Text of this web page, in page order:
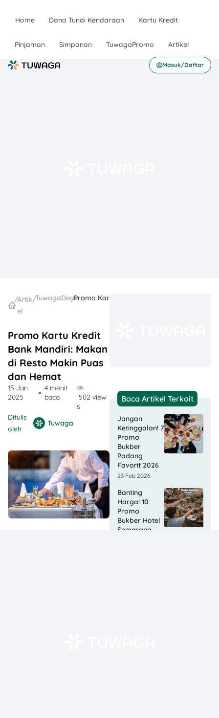
Home Dana Tunai Kendaraan Kartu Kredit
Pinjaman Simpanan TuwagaPromo Artikel
Masuk/Daftar
/Artik
el
/TuwagaDeals
/
Promo Kartu Kredit
Bank Mandiri: Makan
di Resto Makin Puas
dan Hemat
15 Jan
2025
4 menit
baca
502 view
s
Ditulis
oleh
Tuwaga
Baca Artikel Terkait
Jangan
Ketinggalan! 7
Promo
Bukber
Padang
Favorit 2026
23 Feb 2026
Banting
Harga! 10
Promo
Bukber Hotel
Semarang